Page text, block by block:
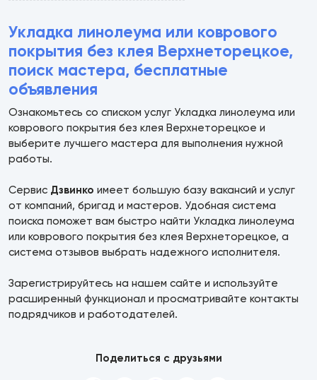
Укладка линолеума или коврового
покрытия без клея Верхнеторецкое,
поиск мастера, бесплатные
объявления
Ознакомьтесь со списком услуг Укладка линолеума или
коврового покрытия без клея Верхнеторецкое и
выберите лучшего мастера для выполнения нужной
работы.
Сервис Дзвинко имеет большую базу вакансий и услуг
от компаний, бригад и мастеров. Удобная система
поиска поможет вам быстро найти Укладка линолеума
или коврового покрытия без клея Верхнеторецкое, а
система отзывов выбрать надежного исполнителя.
Зарегистрируйтесь на нашем сайте и используйте
расширенный функционал и просматривайте контакты
подрядчиков и работодателей.
Поделиться с друзьями